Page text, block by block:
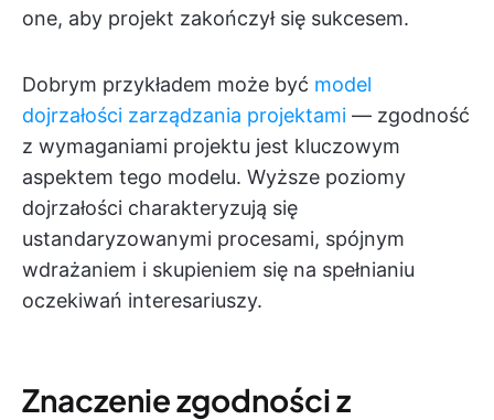
one, aby projekt zakończył się sukcesem.
Dobrym przykładem może być model
dojrzałości zarządzania projektami — zgodność
z wymaganiami projektu jest kluczowym
aspektem tego modelu. Wyższe poziomy
dojrzałości charakteryzują się
ustandaryzowanymi procesami, spójnym
wdrażaniem i skupieniem się na spełnianiu
oczekiwań interesariuszy.
Znaczenie zgodności z